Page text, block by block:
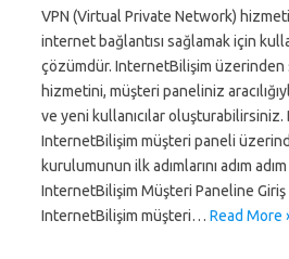
VPN (Virtual Private Network)
internet bağlantısı sağlamak için
çözümdür. InternetBilişim üzerinden
hizmetini, müşteri paneliniz
ve yeni kullanıcılar oluşturabilirsiniz.
InternetBilişim müşteri paneli
kurulumunun ilk adımlarını adım
InternetBilişim Müşteri Paneline Giriş
InternetBilişim müşteri… Read More